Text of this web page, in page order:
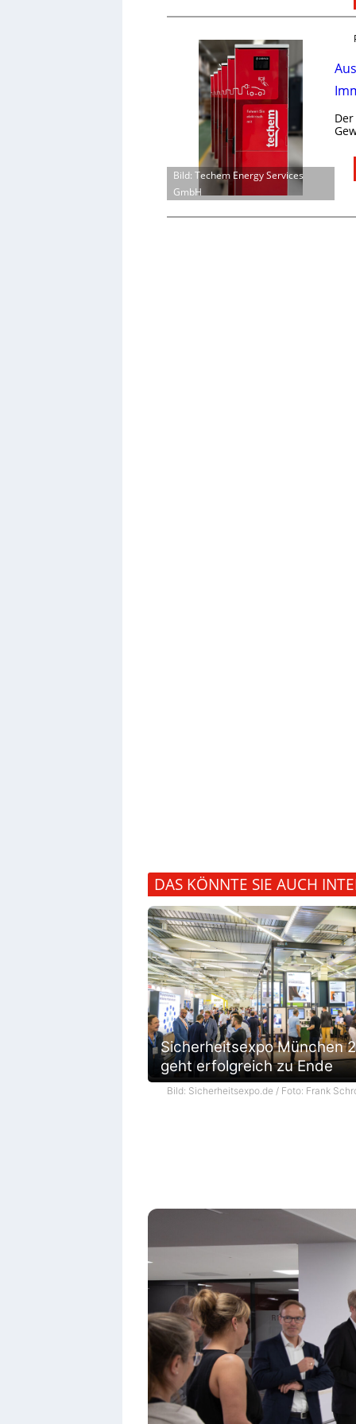
Bild: Techem Energy Services
GmbH
DAS KÖNNTE SIE AUCH
Sicherheitsexpo München
geht erfolgreich zu Ende
Bild: Sicherheitsexpo.de / Foto: Frank